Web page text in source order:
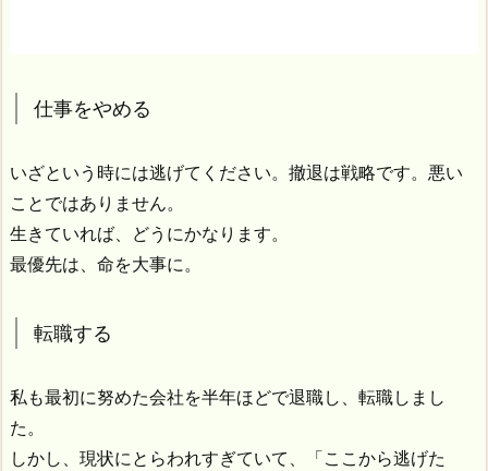
仕事をやめる
いざという時には逃げてください。撤退は戦略です。悪い
ことではありません。
生きていれば、どうにかなります。
最優先は、命を大事に。
転職する
私も最初に努めた会社を半年ほどで退職し、転職しまし
た。
しかし、現状にとらわれすぎていて、「ここから逃げた